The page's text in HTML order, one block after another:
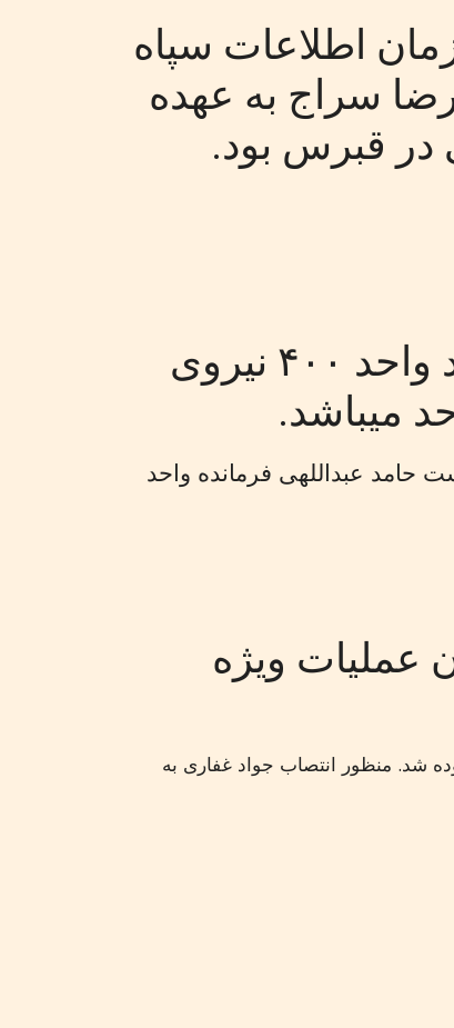
سازمان اطلاعات سپاه
را رضا سراج به عهده
در قبرس بود.
حسین رهبان یکی از فعالان باسابقه و ارشد واحد ۴۰۰ نیروی
میباشد.
واحد ۴۰۰ نیروی قدس، زیر دست حامد عبداللهی فرمانده واحد
‏عملیات‏ ‏ویژه‏
شد. منظور انتصاب جواد ‏غفاری‏ به